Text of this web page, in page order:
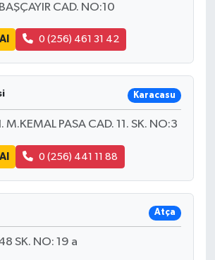
CAD. NO:10
0 (256) 461 31 42
Karacasu
M.KEMAL PASA CAD. 11. SK. NO:3
0 (256) 441 11 88
Atça
SK. NO: 19 a